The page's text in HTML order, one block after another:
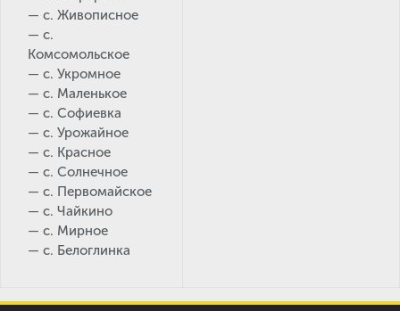
— с. Живописное
— с.
Комсомольское
— с. Укромное
— с. Маленькое
— с. Софиевка
— с. Урожайное
— с. Красное
— с. Солнечное
— с. Первомайское
— с. Чайкино
— с. Мирное
— с. Белоглинка